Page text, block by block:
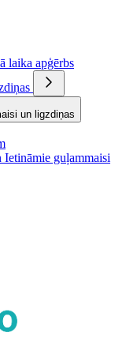
laika apģērbs
un ligzdiņas
guļammaisi